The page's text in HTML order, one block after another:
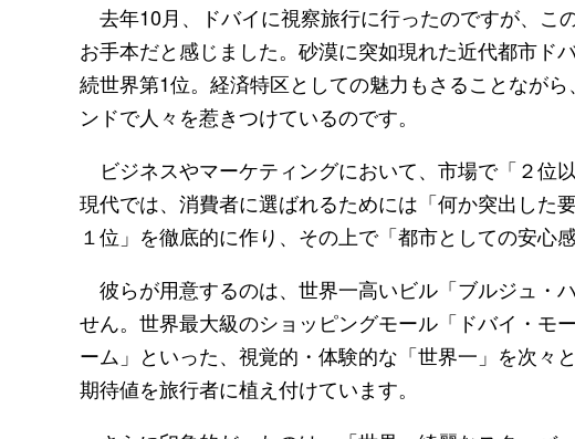
去年10月、ドバイに視察旅行に行ったのですが、こ
お手本だと感じました。砂漠に突如現れた近代都市ド
続世界第1位。経済特区としての魅力もさることなが
ンドで人々を惹きつけているのです。
ビジネスやマーケティングにおいて、市場で「２位
現代では、消費者に選ばれるためには「何か突出した
１位」を徹底的に作り、その上で「都市としての安心
彼らが用意するのは、世界一高いビル「ブルジュ・
せん。世界最大級のショッピングモール「ドバイ・モ
ーム」といった、視覚的・体験的な「世界一」を次々
期待値を旅行者に植え付けています。